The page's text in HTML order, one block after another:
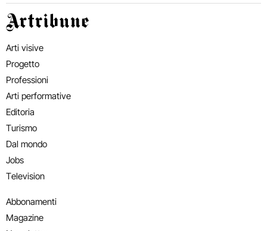
Artribune
Arti visive
Progetto
Professioni
Arti performative
Editoria
Turismo
Dal mondo
Jobs
Television
Abbonamenti
Magazine